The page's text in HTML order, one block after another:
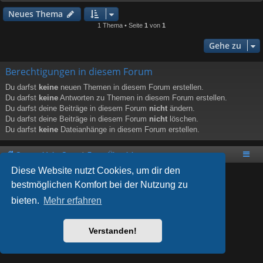
Diese Website nutzt Cookies, um dir den
bestmöglichen Komfort bei der Nutzung zu
bieten. Mehr erfahren
Verstanden!
Neues Thema
1 Thema • Seite 1 von 1
Gehe zu
Berechtigungen in diesem Forum
Du darfst keine neuen Themen in diesem Forum erstellen.
Du darfst keine Antworten zu Themen in diesem Forum erstellen.
Du darfst deine Beiträge in diesem Forum nicht ändern.
Du darfst deine Beiträge in diesem Forum nicht löschen.
Du darfst keine Dateianhänge in diesem Forum erstellen.
Gateworld the Game Foren-Übersicht
Powered byphpBB
Deutsche Übersetzung durchphpBB.de
Datenschutz|Nutzungsbedingungen